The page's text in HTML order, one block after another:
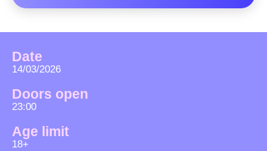
Date
14/03/2026
Doors open
23:00
Age limit
18+